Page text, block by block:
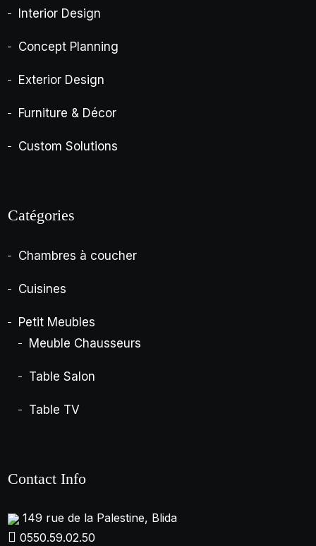
Interior Design
Concept Planning
Exterior Design
Furniture & Décor
Custom Solutions
Catégories
Chambres à coucher
Cuisines
Petit Meubles
Meuble Chausseurs
Table Salon
Table TV
Contact Info
149 rue de la Palestine, Blida
0550.59.02.50